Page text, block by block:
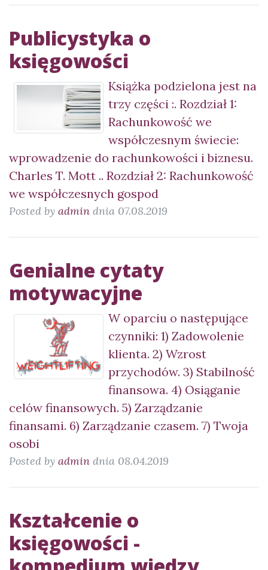
Publicystyka o
księgowości
Książka podzielona jest na
trzy części :. Rozdział 1:
Rachunkowość we
współczesnym świecie:
wprowadzenie do rachunkowości i biznesu.
Charles T. Mott .. Rozdział 2: Rachunkowość
we współczesnych gospod
Posted by admin dnia 07.08.2019
Genialne cytaty
motywacyjne
W oparciu o następujące
czynniki: 1) Zadowolenie
klienta. 2) Wzrost
przychodów. 3) Stabilność
finansowa. 4) Osiąganie
celów finansowych. 5) Zarządzanie
finansami. 6) Zarządzanie czasem. 7) Twoja
osobi
Posted by admin dnia 08.04.2019
Kształcenie o
księgowości -